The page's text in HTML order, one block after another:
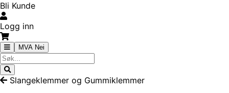
Bli Kunde
Logg inn
MVA Nei
Slangeklemmer og Gummiklemmer